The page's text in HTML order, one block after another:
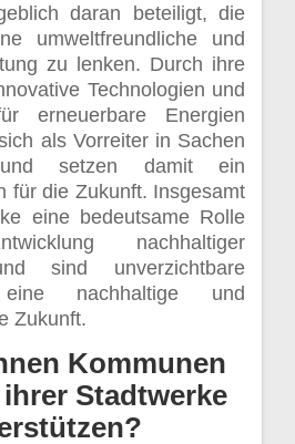
daran beteiligt, die
umweltfreundliche und
zu lenken. Durch ihre
Technologien und
erneuerbare Energien
als Vorreiter in Sachen
und setzen damit ein
für die Zukunft. Insgesamt
eine bedeutsame Rolle
nachhaltiger
sind unverzichtbare
nachhaltige und
Zukunft.
Kommunen
Stadtwerke